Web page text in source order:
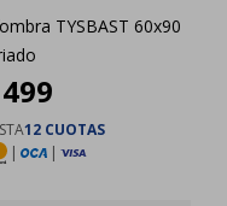
TYSBAST 60x90
499
12 CUOTAS
|
|